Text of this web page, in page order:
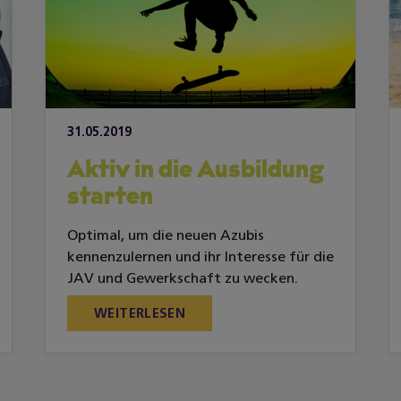
31.05.2019
Aktiv in die Ausbildung
starten
Optimal, um die neuen Azubis
kennenzulernen und ihr Interesse für die
JAV und Gewerkschaft zu wecken.
WEITERLESEN